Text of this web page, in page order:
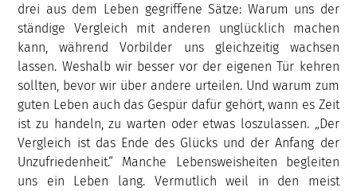
drei aus dem Leben gegriffene Sätze: Warum uns der
ständige Vergleich mit anderen unglücklich machen
kann, während Vorbilder uns gleichzeitig wachsen
lassen. Weshalb wir besser vor der eigenen Tür kehren
sollten, bevor wir über andere urteilen. Und warum zum
guten Leben auch das Gespür dafür gehört, wann es Zeit
ist zu handeln, zu warten oder etwas loszulassen. „Der
Vergleich ist das Ende des Glücks und der Anfang der
Unzufriedenheit.“ Manche Lebensweisheiten begleiten
uns ein Leben lang. Vermutlich weil in den meist